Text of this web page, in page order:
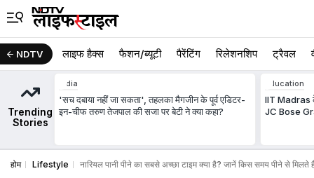
NDTV लाइफ हैक्स फैशन/ब्‍यूटी पैरेंटिंग रिलेशनशिप ट्रैवल
Trending
Stories
India
'सच दबाया नहीं जा सकता', तहलका मैगजीन के पूर्व एडिटर-
इन-चीफ तरुण तेजपाल की सजा पर बेटी ने क्या कहा?
Education
IIT Madras के
JC Bose
होम Lifestyle नारियल पानी पीने का सबसे अच्छा टाइम क्या है? जानें किस समय पीने से मिलते